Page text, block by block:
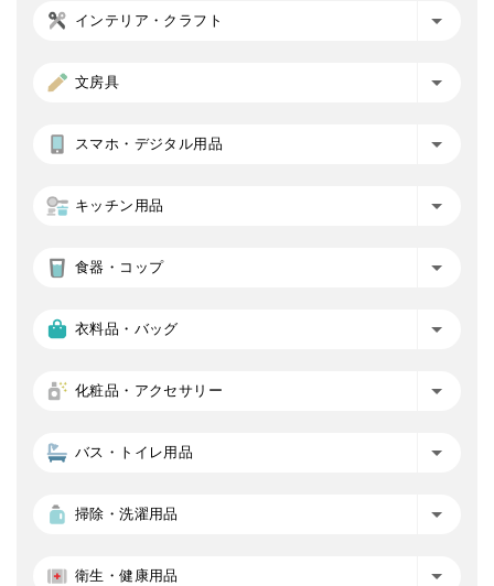
インテリア・クラフト
文房具
スマホ・デジタル用品
キッチン用品
食器・コップ
衣料品・バッグ
化粧品・アクセサリー
バス・トイレ用品
掃除・洗濯用品
衛生・健康用品